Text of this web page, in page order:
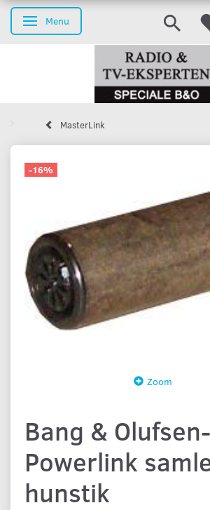
Skifte navigation
Menu
MasterLink
-16%
Zoom
Bang &
Powerlink
hunstik